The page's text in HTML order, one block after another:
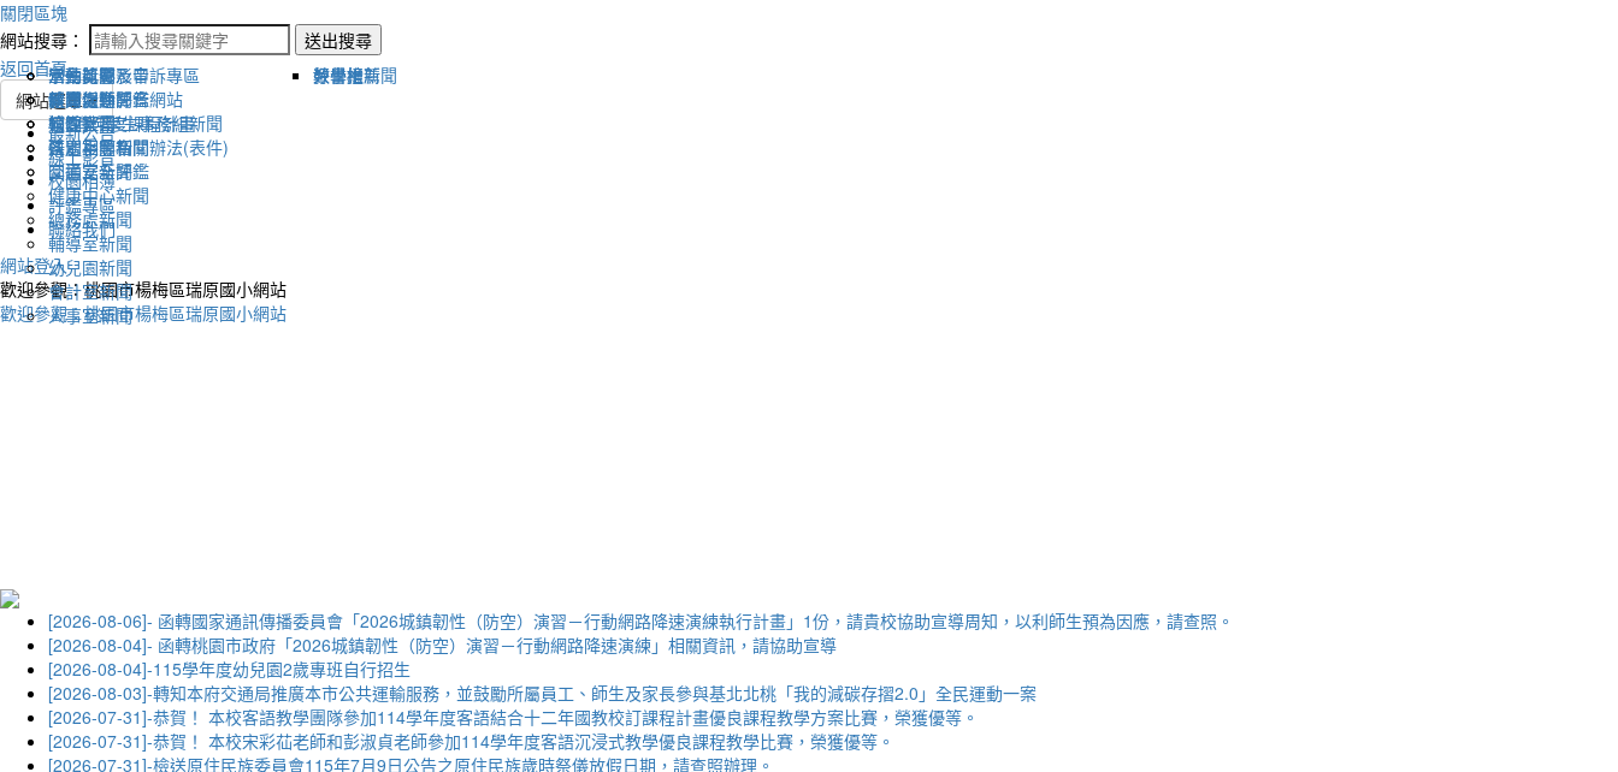
關閉區塊
網站搜尋：
送出搜尋
返回首頁
網站選單
最新公告
宣傳新聞
榮譽榜
教導處新聞
教學組新聞
輔導室-學生事務組新聞
研習相關新聞
圖書室新聞
健康中心新聞
總務處新聞
輔導室新聞
幼兒園新聞
會計室新聞
人事室新聞
線上影音
活動比賽影音
新聞報導影音
校園影音
好書推薦
各處室影音
校園相簿
活動剪影
體育活動
適性社團
評鑑專區
學生獎懲及申訴專區
健康促進評鑑網站
115學年度課程計畫
性別平等相關辦法(表件)
交通安全評鑑
聯絡我們
網站登入
歡迎參觀：桃園市楊梅區瑞原國小網站
歡迎參觀：桃園市楊梅區瑞原國小網站
[2026-08-06]- 函轉國家通訊傳播委員會「2026城鎮韌性（防空）演習－行動網路降速演練執行計畫」1份，請貴校協助宣導周知，以利師生預為因應，請查照。
[2026-08-04]- 函轉桃園市政府「2026城鎮韌性（防空）演習－行動網路降速演練」相關資訊，請協助宣導
[2026-08-04]-115學年度幼兒園2歲專班自行招生
[2026-08-03]-轉知本府交通局推廣本市公共運輸服務，並鼓勵所屬員工、師生及家長參與基北北桃「我的減碳存摺2.0」全民運動一案
[2026-07-31]-恭賀！ 本校客語教學團隊參加114學年度客語結合十二年國教校訂課程計畫優良課程教學方案比賽，榮獲優等。
[2026-07-31]-恭賀！ 本校宋彩苮老師和彭淑貞老師參加114學年度客語沉浸式教學優良課程教學比賽，榮獲優等。
[2026-07-31]-檢送原住民族委員會115年7月9日公告之原住民族歲時祭儀放假日期，請查照辦理。